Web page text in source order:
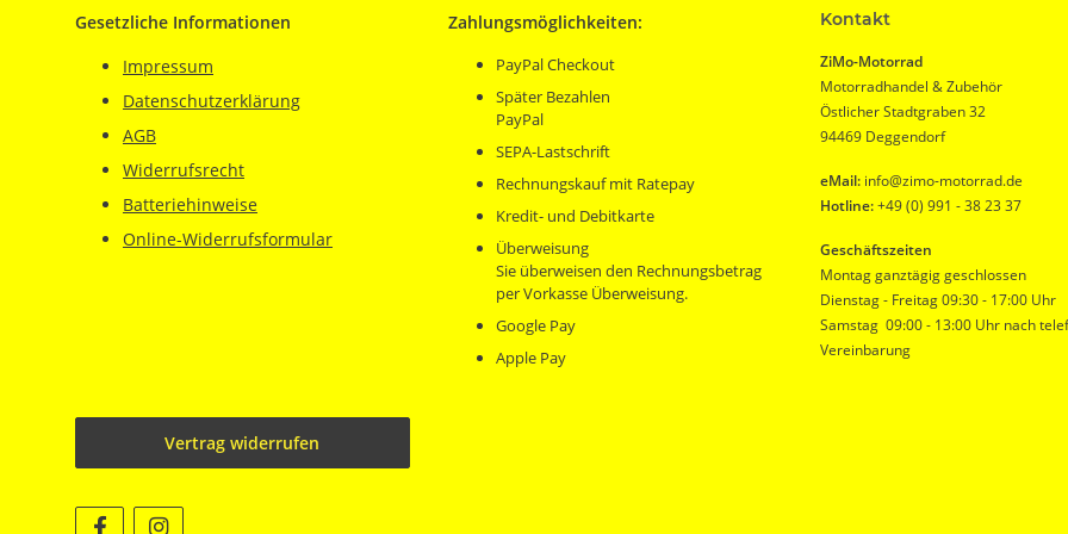
Gesetzliche Informationen
Impressum
Datenschutzerklärung
AGB
Widerrufsrecht
Batteriehinweise
Online-Widerrufsformular
Zahlungsmöglichkeiten:
PayPal Checkout
Später Bezahlen
PayPal
SEPA-Lastschrift
Rechnungskauf mit Ratepay
Kredit- und Debitkarte
Überweisung
Sie überweisen den Rechnungsbetrag
per Vorkasse Überweisung.
Google Pay
Apple Pay
Kontakt
ZiMo-Motorrad
Motorradhandel & Zubehör
Östlicher Stadtgraben 32
94469 Deggendorf
eMail: info@zimo-motorrad.de
Hotline:+49 (0) 991 - 38 23 37
Geschäftszeiten
Montag ganztägig geschlossen
Dienstag - Freitag 09:30 - 17:00 Uhr
Samstag 09:00 - 13:00 Uhr nach
Vereinbarung
Vertrag widerrufen